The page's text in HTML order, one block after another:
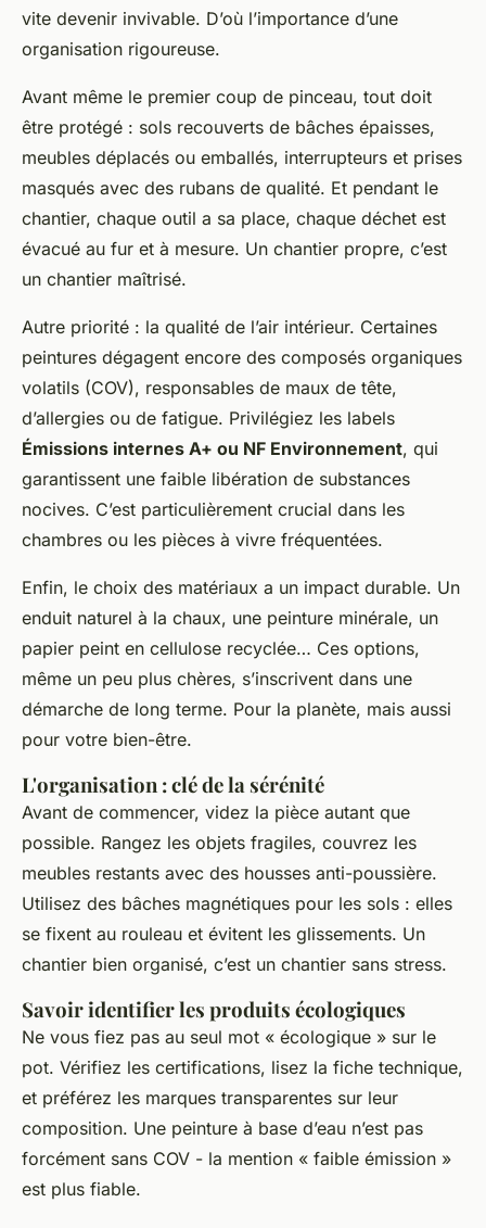
vite devenir invivable. D’où l’importance d’une
organisation rigoureuse.
Avant même le premier coup de pinceau, tout doit
être protégé : sols recouverts de bâches épaisses,
meubles déplacés ou emballés, interrupteurs et prises
masqués avec des rubans de qualité. Et pendant le
chantier, chaque outil a sa place, chaque déchet est
évacué au fur et à mesure. Un chantier propre, c’est
un chantier maîtrisé.
Autre priorité : la qualité de l’air intérieur. Certaines
peintures dégagent encore des composés organiques
volatils (COV), responsables de maux de tête,
d’allergies ou de fatigue. Privilégiez les labels
Émissions internes A+ ou NF Environnement, qui
garantissent une faible libération de substances
nocives. C’est particulièrement crucial dans les
chambres ou les pièces à vivre fréquentées.
Enfin, le choix des matériaux a un impact durable. Un
enduit naturel à la chaux, une peinture minérale, un
papier peint en cellulose recyclée… Ces options,
même un peu plus chères, s’inscrivent dans une
démarche de long terme. Pour la planète, mais aussi
pour votre bien-être.
L'organisation : clé de la sérénité
Avant de commencer, videz la pièce autant que
possible. Rangez les objets fragiles, couvrez les
meubles restants avec des housses anti-poussière.
Utilisez des bâches magnétiques pour les sols : elles
se fixent au rouleau et évitent les glissements. Un
chantier bien organisé, c’est un chantier sans stress.
Savoir identifier les produits écologiques
Ne vous fiez pas au seul mot « écologique » sur le
pot. Vérifiez les certifications, lisez la fiche technique,
et préférez les marques transparentes sur leur
composition. Une peinture à base d’eau n’est pas
forcément sans COV - la mention « faible émission »
est plus fiable.